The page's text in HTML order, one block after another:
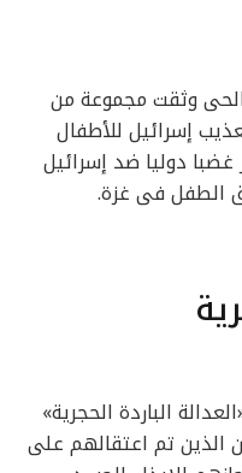
وثقت مجموعة من
إسرائيل للأطفال
غضبا دوليا ضد إسرائيل
الطفل فى غزة.
الباردة الحجرية»
الذين تم اعتقالهم على